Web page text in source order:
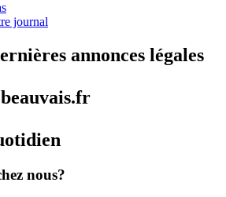
journal
annonces légales
nous?